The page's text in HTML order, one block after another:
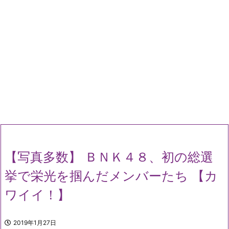
【写真多数】 ＢＮＫ４８、初の総選
挙で栄光を掴んだメンバーたち 【カ
ワイイ！】
2019年1月27日